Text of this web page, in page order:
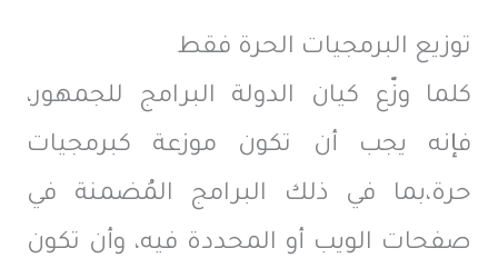
توزيع البرمجيات الحرة فقط
كلما وزّع كيان الدولة البرامج للجمهور،
فإنه يجب أن تكون موزعة كبرمجيات
حرة،بما في ذلك البرامج المُضمنة في
صفحات الويب أو المحددة فيه، وأن تكون